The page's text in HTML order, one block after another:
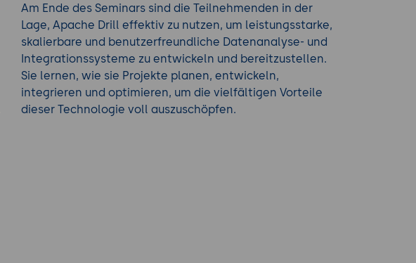
Am Ende des Seminars sind die Teilnehmenden in der
Lage, Apache Drill effektiv zu nutzen, um leistungsstarke,
skalierbare und benutzerfreundliche Datenanalyse- und
Integrationssysteme zu entwickeln und bereitzustellen.
Sie lernen, wie sie Projekte planen, entwickeln,
integrieren und optimieren, um die vielfältigen Vorteile
dieser Technologie voll auszuschöpfen.